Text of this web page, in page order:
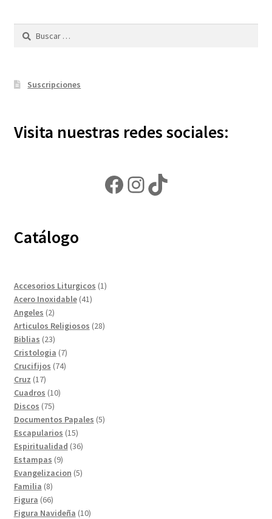
Buscar:
Suscripciones
Visita nuestras redes sociales:
Facebook
Instagram
TikTok
Catálogo
Accesorios Liturgicos 11
Acero Inoxidable 4141
Angeles 22
productos
Articulos Religiosos 2828
Biblias 2323
productos
Cristologia 77
productos
Crucifijos 7474
Cruz 1717
productos
Cuadros 1010
Discos 7575
productos
Documentos Papales 55
Escapularios 1515
productos
Espiritualidad 3636
Estampas 99
productos
Evangelizacion 55
Familia 88
productos
Figura 6666
productos
Figura Navideña 1010